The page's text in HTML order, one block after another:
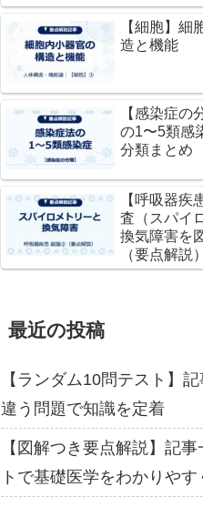
【細胞】細
造と機能
【感染症の
の1〜5類感
分類まとめ
【呼吸器疾
査（スパイ
換気障害を
（要点解説）
最近の投稿
【ランダム10問テスト】
違う問題で知識を定着
【図解つき要点解説】記
トで基礎医学をわかりやす